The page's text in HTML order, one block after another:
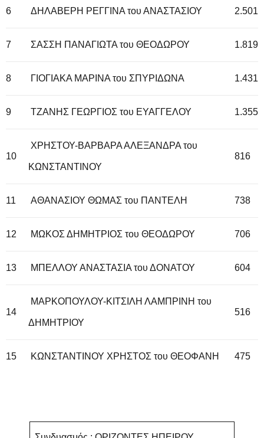
6 ΔΗΛΑΒΕΡΗ ΡΕΓΓΙΝΑ του ΑΝΑΣΤΑΣΙΟΥ 2.501
7 ΣΑΣΣΗ ΠΑΝΑΓΙΩΤΑ του ΘΕΟΔΩΡΟΥ 1.819
8 ΓΙΟΓΙΑΚΑ ΜΑΡΙΝΑ του ΣΠΥΡΙΔΩΝΑ 1.431
9 ΤΖΑΝΗΣ ΓΕΩΡΓΙΟΣ του ΕΥΑΓΓΕΛΟΥ 1.355
10
ΧΡΗΣΤΟΥ-ΒΑΡΒΑΡΑ ΑΛΕΞΑΝΔΡΑ του
ΚΩΝΣΤΑΝΤΙΝΟΥ
816
11 ΑΘΑΝΑΣΙΟΥ ΘΩΜΑΣ του ΠΑΝΤΕΛΗ 738
12 ΜΩΚΟΣ ΔΗΜΗΤΡΙΟΣ του ΘΕΟΔΩΡΟΥ 706
13 ΜΠΕΛΛΟΥ ΑΝΑΣΤΑΣΙΑ του ΔΟΝΑΤΟΥ 604
14
ΜΑΡΚΟΠΟΥΛΟΥ-ΚΙΤΣΙΛΗ ΛΑΜΠΡΙΝΗ του
ΔΗΜΗΤΡΙΟΥ
516
15 ΚΩΝΣΤΑΝΤΙΝΟΥ ΧΡΗΣΤΟΣ του ΘΕΟΦΑΝΗ 475